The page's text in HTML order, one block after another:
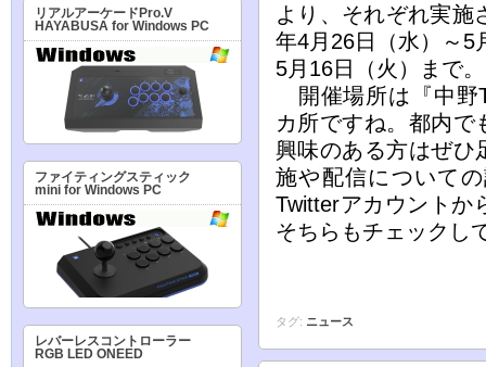
より、それぞれ実施
年4月26日（水）～5
5月16日（火）まで。
開催場所は『中野
カ所ですね。都内で
興味のある方はぜひ
施や配信について
Twitterアカウントか
そちらもチェックし
タグ: ニュース
リアルアーケードPro.V
HAYABUSA for Windows PC
ファイティングスティック
mini for Windows PC
レバーレスコントローラー
RGB LED ONEED